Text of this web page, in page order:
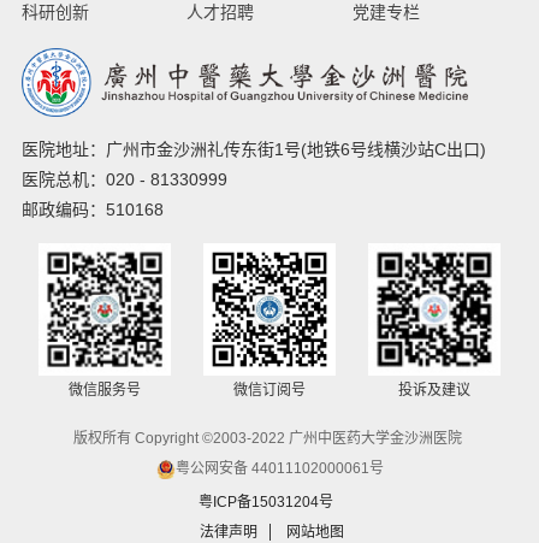
科研创新
人才招聘 党建专栏
医院地址：广州市金沙洲礼传东街1号(地铁6号线横沙站C出口)
医院总机：020 - 81330999
邮政编码：510168
微信服务号 微信订阅号 投诉及建议
版权所有 Copyright ©2003-2022 广州中医药大学金沙洲医院
粤公网安备 44011102000061号
粤ICP备15031204号
法律声明
网站地图